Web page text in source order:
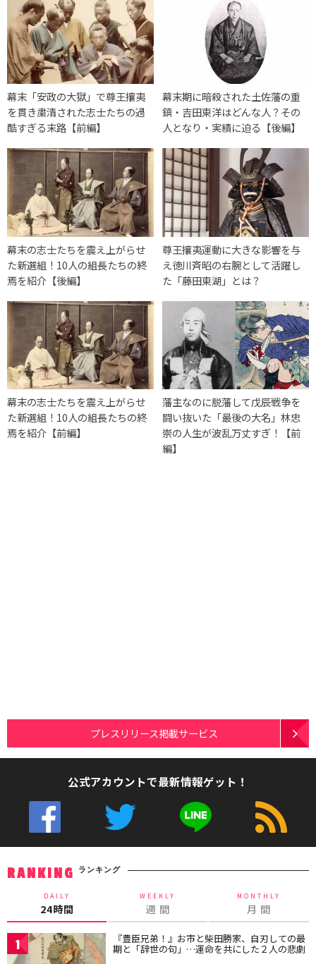
幕末「安政の大獄」で尊王攘夷
を貫き粛清された志士たちの過
酷すぎる末路【前編】
幕末期に暗殺された土佐藩の重
鎮・吉田東洋はどんな人？その
人となり・実績に迫る【後編】
幕末の志士たちを震え上がらせ
た新選組！10人の組長たちの終
焉を紹介【後編】
尊王攘夷運動に大きな影響を与
え徳川斉昭の右腕として活躍し
た「藤田東湖」とは？
幕末の志士たちを震え上がらせ
た新選組！10人の組長たちの終
焉を紹介【前編】
藩主なのに脱藩して戊辰戦争を
闘い抜いた「最後の大名」林忠
崇の人生が波乱万丈すぎ！【前
編】
プレスリリース掲載サービス
公式アカウントで最新情報ゲット！
RANKING ランキング
DAILY
24時間
WEEKLY
週 間
MONTHLY
月 間
1 『豊臣兄弟！』お市と柴田勝家、自刃しての最
期と「辞世の句」…運命を共にした２人の悲劇